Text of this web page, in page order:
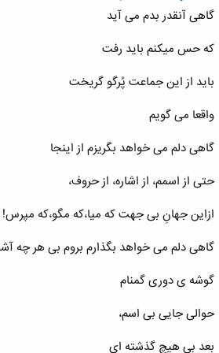
گاهی آنقدر بدم می آید
که حس میکنم باید رفت
باید از این جماعت پُرگو گریخت
واقعا می گویم
گاهی دلم می خواهد بگریزم از اینجا
حتی از اسمم، از اشاره، از حروف،
ازاین جهانِ بی جهت که میا،که مگو،که مپرس!
گاهی دلم می خواهد بگذارم بروم بی هر چه
گوشه ی دوری گمنام
حوالی جایی بی اسم،
بعد بی هیچ گذشته ای